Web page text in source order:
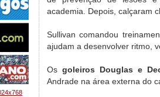
academia. Depois, calçaram
Sullivan comandou
ajudam a desenvolver ritmo,
Os goleiros Douglas e
Andrade na área externa do